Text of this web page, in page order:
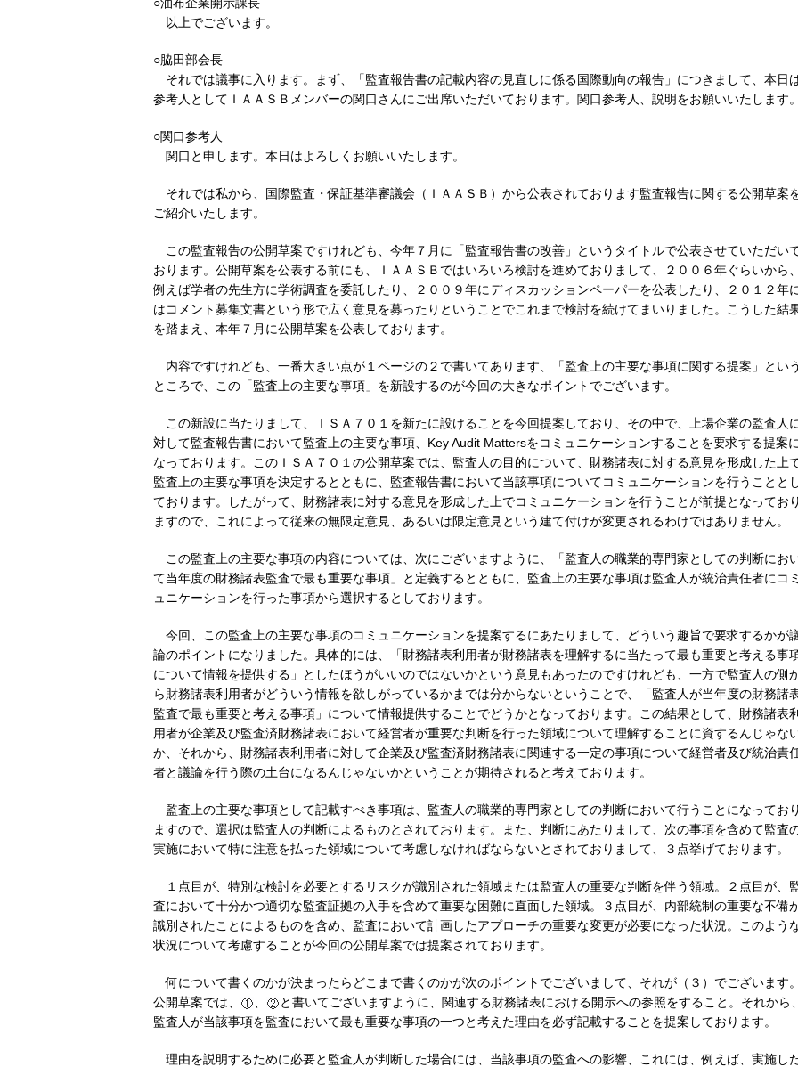
以上でございます。
○脇田部会長
それでは議事に入ります。まず、「監査報告書の記載内容の見直しに係る国際動向の報告」につきまして、本日
参考人としてＩＡＡＳＢメンバーの関口さんにご出席いただいております。関口参考人、説明をお願いいたします。
○関口参考人
関口と申します。本日はよろしくお願いいたします。
それでは私から、国際監査・保証基準審議会（ＩＡＡＳＢ）から公表されております監査報告に関する公開草案
ご紹介いたします。
この監査報告の公開草案ですけれども、今年７月に「監査報告書の改善」というタイトルで公表させていただい
おります。公開草案を公表する前にも、ＩＡＡＳＢではいろいろ検討を進めておりまして、２００６年ぐらいから、
例えば学者の先生方に学術調査を委託したり、２００９年にディスカッションペーパーを公表したり、２０１２年
はコメント募集文書という形で広く意見を募ったりということでこれまで検討を続けてまいりました。こうした結
を踏まえ、本年７月に公開草案を公表しております。
内容ですけれども、一番大きい点が１ページの２で書いてあります、「監査上の主要な事項に関する提案」という
ところで、この「監査上の主要な事項」を新設するのが今回の大きなポイントでございます。
この新設に当たりまして、ＩＳＡ７０１を新たに設けることを今回提案しており、その中で、上場企業の監査人
対して監査報告書において監査上の主要な事項、Key Audit Mattersをコミュニケーションすることを要求する提案に
なっております。このＩＳＡ７０１の公開草案では、監査人の目的について、財務諸表に対する意見を形成した上
監査上の主要な事項を決定するとともに、監査報告書において当該事項についてコミュニケーションを行うことと
ております。したがって、財務諸表に対する意見を形成した上でコミュニケーションを行うことが前提となっており
ますので、これによって従来の無限定意見、あるいは限定意見という建て付けが変更されるわけではありません。
この監査上の主要な事項の内容については、次にございますように、「監査人の職業的専門家としての判断にお
て当年度の財務諸表監査で最も重要な事項」と定義するとともに、監査上の主要な事項は監査人が統治責任者にコミ
ュニケーションを行った事項から選択するとしております。
今回、この監査上の主要な事項のコミュニケーションを提案するにあたりまして、どういう趣旨で要求するかが
論のポイントになりました。具体的には、「財務諸表利用者が財務諸表を理解するに当たって最も重要と考える事
について情報を提供する」としたほうがいいのではないかという意見もあったのですけれども、一方で監査人の側
ら財務諸表利用者がどういう情報を欲しがっているかまでは分からないということで、「監査人が当年度の財務諸
監査で最も重要と考える事項」について情報提供することでどうかとなっております。この結果として、財務諸表利
用者が企業及び監査済財務諸表において経営者が重要な判断を行った領域について理解することに資するんじゃな
か、それから、財務諸表利用者に対して企業及び監査済財務諸表に関連する一定の事項について経営者及び統治責
者と議論を行う際の土台になるんじゃないかということが期待されると考えております。
監査上の主要な事項として記載すべき事項は、監査人の職業的専門家としての判断において行うことになっており
ますので、選択は監査人の判断によるものとされております。また、判断にあたりまして、次の事項を含めて監査
実施において特に注意を払った領域について考慮しなければならないとされておりまして、３点挙げております。
１点目が、特別な検討を必要とするリスクが識別された領域または監査人の重要な判断を伴う領域。２点目が、
査において十分かつ適切な監査証拠の入手を含めて重要な困難に直面した領域。３点目が、内部統制の重要な不備
識別されたことによるものを含め、監査において計画したアプローチの重要な変更が必要になった状況。このよう
状況について考慮することが今回の公開草案では提案されております。
何について書くのかが決まったらどこまで書くのかが次のポイントでございまして、それが（３）でございます。
公開草案では、
と書いてございますように、関連する財務諸表における開示への参照をすること。それから、
監査人が当該事項を監査において最も重要な事項の一つと考えた理由を必ず記載することを提案しております。
理由を説明するために必要と監査人が判断した場合には、当該事項の監査への影響、これには、例えば、実施し